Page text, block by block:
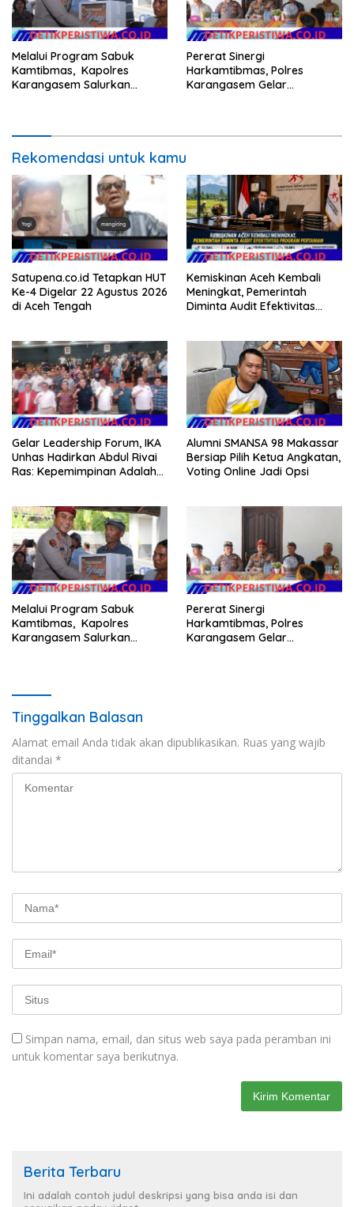
Melalui Program Sabuk
Kamtibmas, Kapolres
Karangasem Salurkan
Pererat Sinergi
Harkamtibmas, Polres
Karangasem Gelar
Rekomendasi untuk kamu
Satupena.co.id Tetapkan HUT
Ke-4 Digelar 22 Agustus 2026
di Aceh Tengah
Kemiskinan Aceh Kembali
Meningkat, Pemerintah
Diminta Audit Efektivitas
Gelar Leadership Forum, IKA
Unhas Hadirkan Abdul Rivai
Ras: Kepemimpinan Adalah
Alumni SMANSA 98 Makassar
Bersiap Pilih Ketua Angkatan,
Voting Online Jadi Opsi
Melalui Program Sabuk
Kamtibmas, Kapolres
Karangasem Salurkan
Pererat Sinergi
Harkamtibmas, Polres
Karangasem Gelar
Tinggalkan Balasan
Alamat email Anda tidak akan dipublikasikan. Ruas yang wajib
ditandai *
Simpan nama, email, dan situs web saya pada peramban ini
untuk komentar saya berikutnya.
Berita Terbaru
Ini adalah contoh judul deskripsi yang bisa anda isi dan